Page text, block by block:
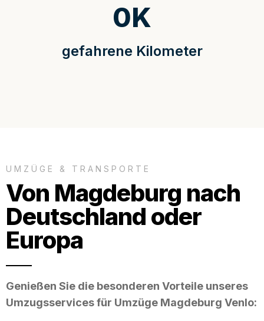
gefahrene Kilometer
0K
UMZÜGE & TRANSPORTE
Von Magdeburg nach
Deutschland oder
Europa
Genießen Sie die besonderen Vorteile unseres
Umzugsservices für Umzüge Magdeburg Venlo: